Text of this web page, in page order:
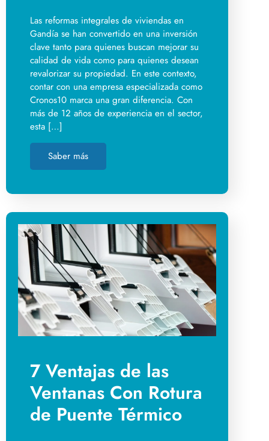
Las reformas integrales de viviendas en
Gandía se han convertido en una inversión
clave tanto para quienes buscan mejorar su
calidad de vida como para quienes desean
revalorizar su propiedad. En este contexto,
contar con una empresa especializada como
Cronos10 marca una gran diferencia. Con
más de 12 años de experiencia en el sector,
esta […]
Saber más
7 Ventajas de las
Ventanas Con Rotura
de Puente Térmico